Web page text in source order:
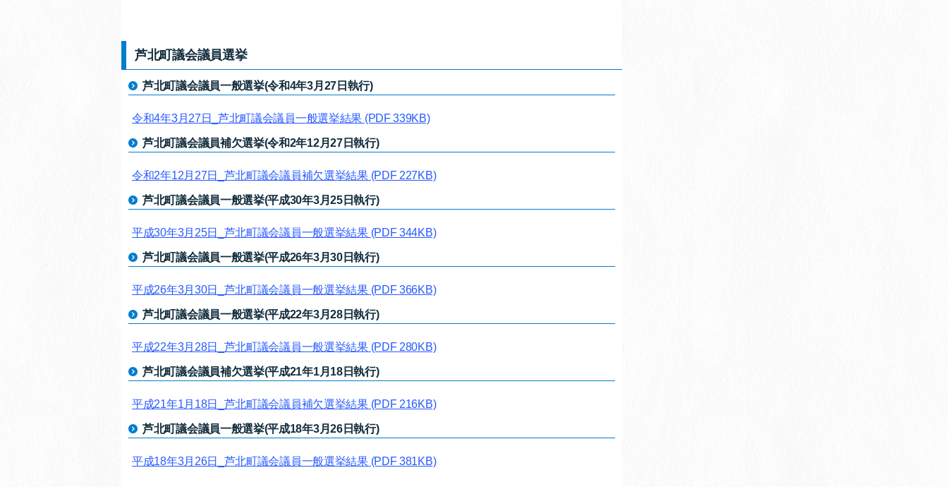
芦北町議会議員選挙
芦北町議会議員一般選挙(令和4年3月27日執行)
令和4年3月27日_芦北町議会議員一般選挙結果 (PDF 339KB)
芦北町議会議員補欠選挙(令和2年12月27日執行)
令和2年12月27日_芦北町議会議員補欠選挙結果(PDF 227KB)
芦北町議会議員一般選挙(平成30年3月25日執行)
平成30年3月25日_芦北町議会議員一般選挙結果(PDF 344KB)
芦北町議会議員一般選挙(平成26年3月30日執行)
平成26年3月30日_芦北町議会議員一般選挙結果(PDF 366KB)
芦北町議会議員一般選挙(平成22年3月28日執行)
平成22年3月28日_芦北町議会議員一般選挙結果(PDF 280KB)
芦北町議会議員補欠選挙(平成21年1月18日執行)
平成21年1月18日_芦北町議会議員補欠選挙結果(PDF 216KB)
芦北町議会議員一般選挙(平成18年3月26日執行)
平成18年3月26日_芦北町議会議員一般選挙結果(PDF 381KB)